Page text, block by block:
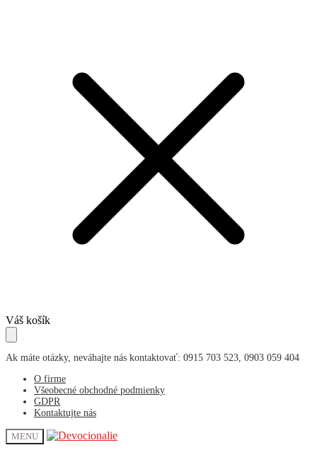
Skip
to
navigation
Skip
to
content
Váš košík
Ak máte otázky, neváhajte nás kontaktovať: 0915 703 523, 0903 059 404
O firme
Všeobecné obchodné podmienky
GDPR
Kontaktujte nás
MENU